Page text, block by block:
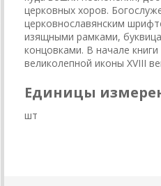
церковных хоров.
церковнославянским
изящными рамками,
концовками. В начале
великолепной иконы XVIII
Единицы
шт